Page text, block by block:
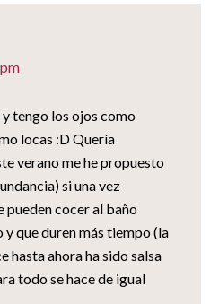
tengo los ojos como
locas :D Quería
verano me he propuesto
si una vez
pueden cocer al baño
que duren más tiempo (la
hasta ahora ha sido salsa
todo se hace de igual